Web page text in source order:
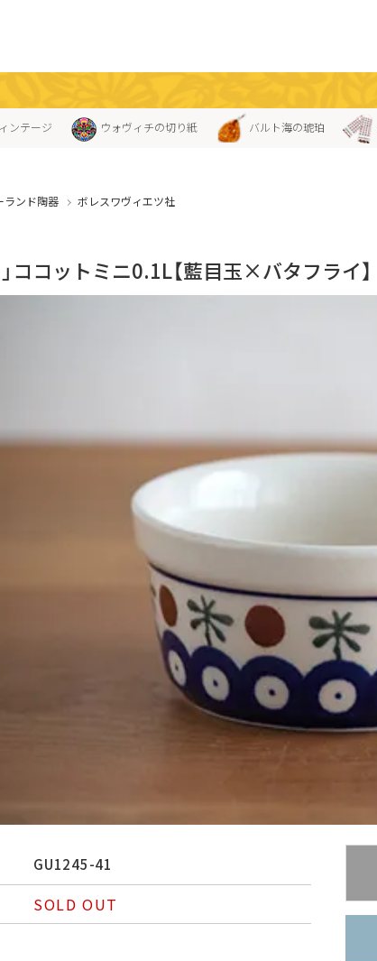
ンテージ ウォヴィチの切り紙 バルト海の琥珀
ランド陶器 ボレスワヴィエツ社
」ココットミニ0.1L【藍目玉×バタフライ】
GU1245-41
SOLD OUT